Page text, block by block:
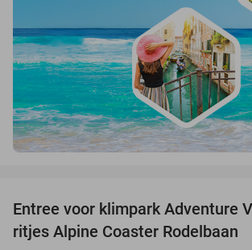
Entree voor klimpark Adventure
ritjes Alpine Coaster Rodelbaan